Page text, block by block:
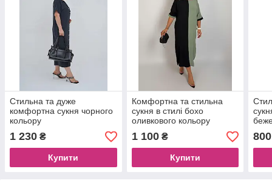
Стильна та дуже
комфортна сукня чорного
кольору
1 230 ₴
Купити
Комфортна та стильна
сукня в стилі бохо
оливкового кольору
1 100₴
Купити
800